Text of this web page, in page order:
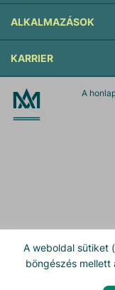
A weboldal sütiket
böngészés mellett
ALKALMAZÁSOK
KARRIER
A